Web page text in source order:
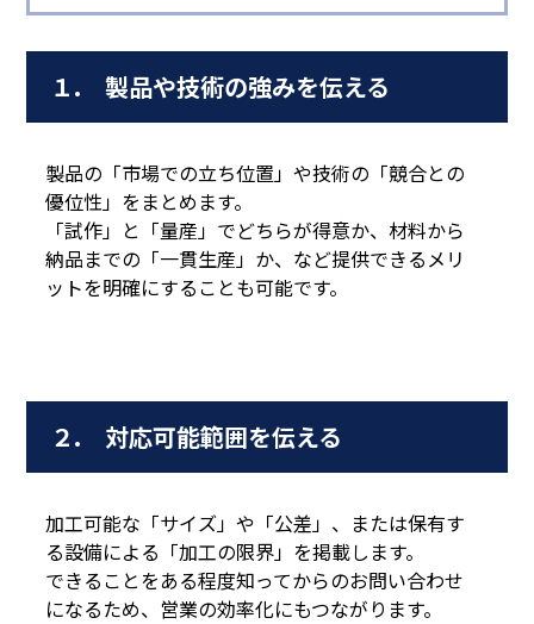
１. 製品や技術の強みを伝える
製品の「市場での立ち位置」や技術の「競合との
優位性」をまとめます。
「試作」と「量産」でどちらが得意か、材料から
納品までの「一貫生産」か、など提供できるメリ
ットを明確にすることも可能です。
２. 対応可能範囲を伝える
加工可能な「サイズ」や「公差」、または保有す
る設備による「加工の限界」を掲載します。
できることをある程度知ってからのお問い合わせ
になるため、営業の効率化にもつながります。